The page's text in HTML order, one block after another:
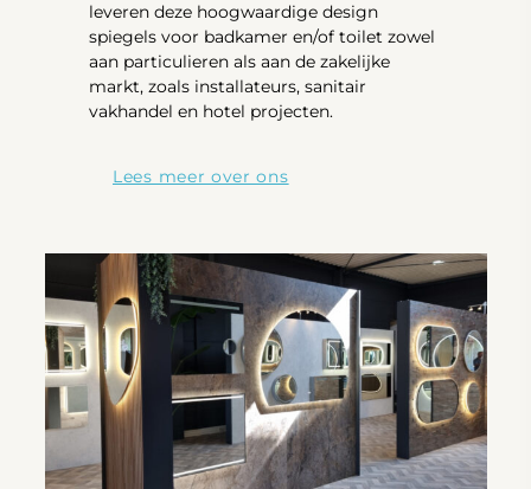
leveren deze hoogwaardige design
spiegels voor badkamer en/of toilet zowel
aan particulieren als aan de zakelijke
markt, zoals installateurs, sanitair
vakhandel en hotel projecten.
Lees meer over ons